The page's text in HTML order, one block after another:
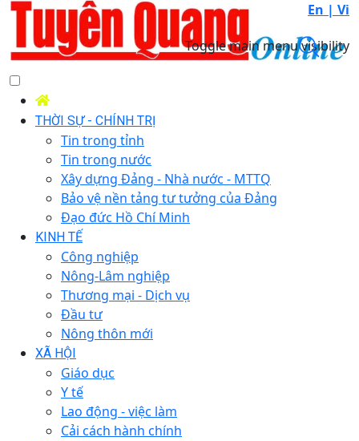
En | Vi
Toggle main menu visibility
THỜI SỰ - CHÍNH TRỊ
Tin trong tỉnh
Tin trong nước
Xây dựng Đảng - Nhà nước - MTTQ
Bảo vệ nền tảng tư tưởng của Đảng
Đạo đức Hồ Chí Minh
KINH TẾ
Công nghiệp
Nông-Lâm nghiệp
Thương mại - Dịch vụ
Đầu tư
Nông thôn mới
XÃ HỘI
Giáo dục
Y tế
Lao động - việc làm
Cải cách hành chính